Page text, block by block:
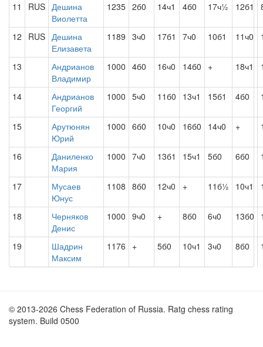
11 RUS Дешина
Виолетта
1235 2б0 14ч1 4б0 17ч½ 12б1
12 RUS Дешина
Елизавета
1189 3ч0 17б1 7ч0 10б1 11ч0
13
Андрианов
Владимир
1000 4б0 16ч0 14б0 + 18ч1
14
Андрианов
Георгий
1000 5ч0 11б0 13ч1 15б1 4б0
15
Арутюнян
Юрий
1000 6б0 10ч0 16б0 14ч0 +
16
Даниленко
Мария
1000 7ч0 13б1 15ч1 5б0 6б0
17
Мусаев
Юнус
1108 8б0 12ч0 + 11б½ 10ч1
18
Черняков
Денис
1000 9ч0 + 8б0 6ч0 13б0
19
Шадрин
Максим
1176 + 5б0 10ч1 3ч0 8б0
© 2013-2026 Chess Federation of Russia. Ratg chess rating
system. Build 0500